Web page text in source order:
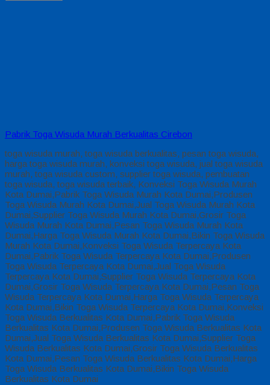
Pabrik Toga Wisuda Murah Berkualitas Cirebon
toga wisuda murah, toga wisuda berkualitas, pesan toga wisuda,
harga toga wisuda murah, konveksi toga wisuda, jual toga wisuda
murah, toga wisuda custom, supplier toga wisuda, pembuatan
toga wisuda, toga wisuda terbaik, Konveksi Toga Wisuda Murah
Kota Dumai,Pabrik Toga Wisuda Murah Kota Dumai,Produsen
Toga Wisuda Murah Kota Dumai,Jual Toga Wisuda Murah Kota
Dumai,Supplier Toga Wisuda Murah Kota Dumai,Grosir Toga
Wisuda Murah Kota Dumai,Pesan Toga Wisuda Murah Kota
Dumai,Harga Toga Wisuda Murah Kota Dumai,Bikin Toga Wisuda
Murah Kota Dumai,Konveksi Toga Wisuda Terpercaya Kota
Dumai,Pabrik Toga Wisuda Terpercaya Kota Dumai,Produsen
Toga Wisuda Terpercaya Kota Dumai,Jual Toga Wisuda
Terpercaya Kota Dumai,Supplier Toga Wisuda Terpercaya Kota
Dumai,Grosir Toga Wisuda Terpercaya Kota Dumai,Pesan Toga
Wisuda Terpercaya Kota Dumai,Harga Toga Wisuda Terpercaya
Kota Dumai,Bikin Toga Wisuda Terpercaya Kota Dumai,Konveksi
Toga Wisuda Berkualitas Kota Dumai,Pabrik Toga Wisuda
Berkualitas Kota Dumai,Produsen Toga Wisuda Berkualitas Kota
Dumai,Jual Toga Wisuda Berkualitas Kota Dumai,Supplier Toga
Wisuda Berkualitas Kota Dumai,Grosir Toga Wisuda Berkualitas
Kota Dumai,Pesan Toga Wisuda Berkualitas Kota Dumai,Harga
Toga Wisuda Berkualitas Kota Dumai,Bikin Toga Wisuda
Berkualitas Kota Dumai